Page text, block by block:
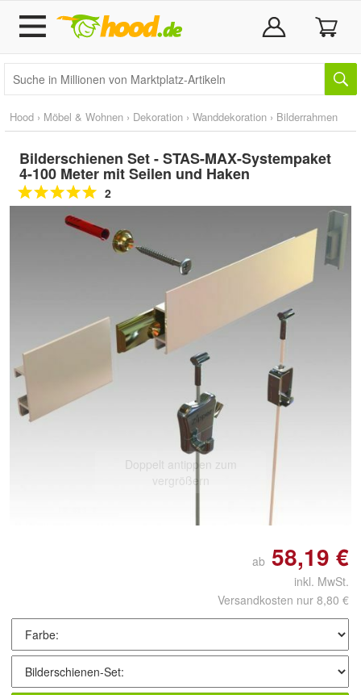
Hood › Möbel & Wohnen › Dekoration › Wanddekoration › Bilderrahmen
Bilderschienen Set - STAS-MAX-Systempaket
4-100 Meter mit Seilen und Haken
2
Doppelt antippen zum
vergrößern
ab 58,19 €
inkl. MwSt.
Versandkosten nur 8,80 €